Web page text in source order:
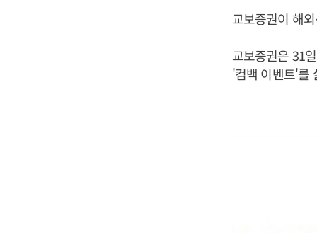
교보증권이 해
교보증권은 31
'컴백 이벤트'를